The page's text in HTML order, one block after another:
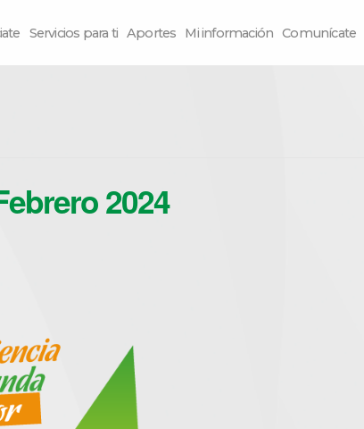
Servicios para ti Aportes Mi información Comunícate
2024